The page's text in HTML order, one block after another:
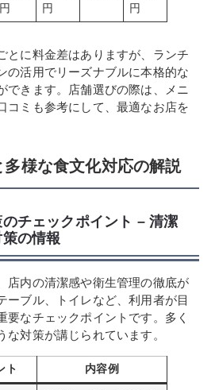
円
円
円
とに料金差はありますが、ランチ
の活用でリーズナブルに本格的な
できます。店舗選びの際は、メニ
コミも参考にして、最適なお店を
様な食文化対応の解説
チェックポイント – 清潔
の情報
店内の清潔感や衛生管理の徹底が
ーブル、トイレなど、利用者が目
要なチェックポイントです。多く
対策が講じられています。
ト 内容例